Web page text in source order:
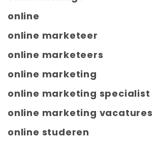
online
online marketeer
online marketeers
online marketing
online marketing specialist
online marketing vacatures
online studeren